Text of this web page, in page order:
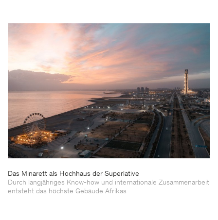
Das Minarett als Hochhaus der Superlative
Durch langjähriges Know-how und internationale Zusammenarbeit
entsteht das höchste Gebäude Afrikas